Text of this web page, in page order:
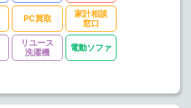
PC買取
家計相談
窓口
リユース
洗濯機
電動ソファ